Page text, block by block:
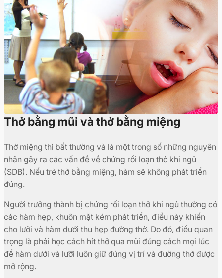
Thở bằng mũi và thở bằng miệng
Thở miệng thì bất thường và là một trong số những nguyên
nhân gây ra các vấn đề về chứng rối loạn thở khi ngủ
(SDB). Nếu trẻ thở bằng miệng, hàm sẽ không phát triển
đúng.
Người trưởng thành bị chứng rối loạn thở khi ngủ thường có
các hàm hẹp, khuôn mặt kém phát triển, điều này khiến
cho lưỡi và hàm dưới thu hẹp đường thở. Do đó, điều quan
trọng là phải học cách hít thở qua mũi đúng cách mọi lúc
để hàm dưới và lưỡi luôn giữ đúng vị trí và đường thở được
mở rộng.